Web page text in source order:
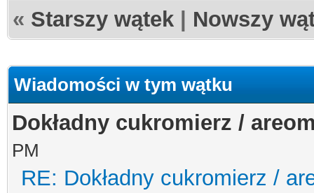
« Starszy wątek Nowszy
Wiadomości w tym wątku
Dokładny cukromierz /
PM
RE: Dokładny cukromierz /